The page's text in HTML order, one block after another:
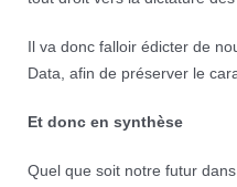
Il va donc falloir édicter de
Data, afin de préserver le
Et donc en synthèse
Quel que soit notre futur